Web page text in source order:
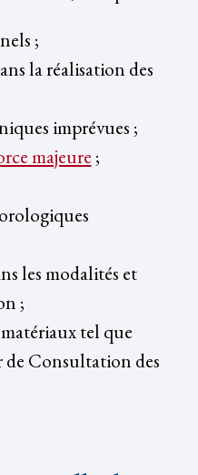
;
la réalisation des
imprévues ;
majeure ;
les modalités et
;
tel que
de Consultation des